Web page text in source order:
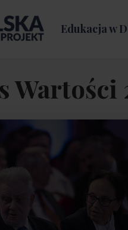
Edukacja w
Wartości